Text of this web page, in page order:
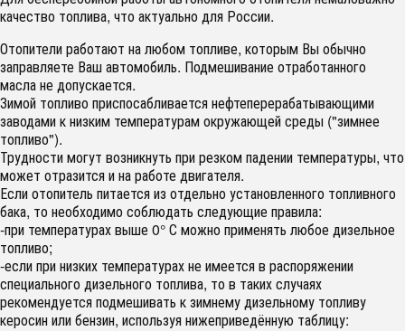
качество топлива, что актуально для России.
Отопители работают на любом топливе, которым Вы обычно
заправляете Ваш автомобиль. Подмешивание отработанного
масла не допускается.
Зимой топливо приспосабливается нефтеперерабатывающими
заводами к низким температурам окружающей среды ("зимнее
топливо").
Трудности могут возникнуть при резком падении температуры, что
может отразится и на работе двигателя.
Если отопитель питается из отдельно установленного топливного
бака, то необходимо соблюдать следующие правила:
-при температурах выше 0° С можно применять любое дизельное
топливо;
-если при низких температурах не имеется в распоряжении
специального дизельного топлива, то в таких случаях
рекомендуется подмешивать к зимнему дизельному топливу
керосин или бензин, используя нижеприведённую таблицу: